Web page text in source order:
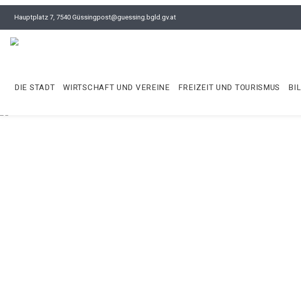
Hauptplatz 7, 7540 Güssingpost@guessing.bgld.gv.at
DIE STADT WIRTSCHAFT UND VEREINE FREIZEIT UND TOURISMUS